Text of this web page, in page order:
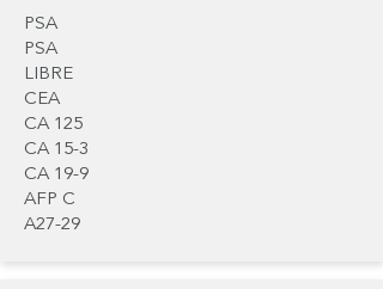
PSA
PSA
LIBRE
CEA
CA 125
CA 15-3
CA 19-9
AFP C
A27-29